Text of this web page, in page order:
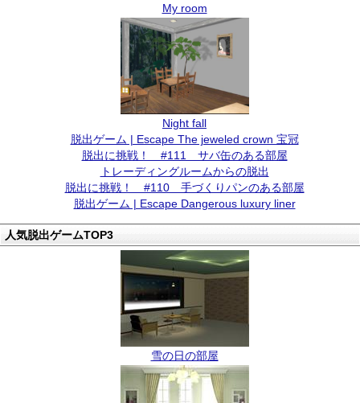
My room
Night fall
脱出ゲーム | Escape The jeweled crown 宝冠
脱出に挑戦！ #111 サバ缶のある部屋
トレーディングルームからの脱出
脱出に挑戦！ #110 手づくりパンのある部屋
脱出ゲーム | Escape Dangerous luxury liner
人気脱出ゲームTOP3
雪の日の部屋